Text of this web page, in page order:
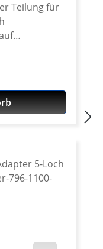
Teilung für
in
- 525) und
Passend
sowie bei